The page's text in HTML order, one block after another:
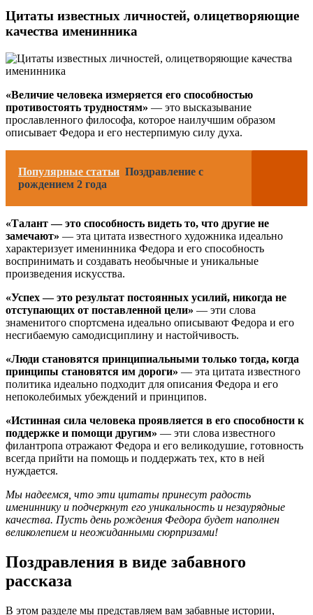
Цитаты известных личностей, олицетворяющие
качества именинника
«Величие человека измеряется его способностью
противостоять трудностям» — это высказывание
прославленного философа, которое наилучшим образом
описывает Федора и его нестерпимую силу духа.
Популярные статьи Поздравление с
рождением 2 года
«Талант — это способность видеть то, что другие не
замечают» — эта цитата известного художника идеально
характеризует именинника Федора и его способность
воспринимать и создавать необычные и уникальные
произведения искусства.
«Успех — это результат постоянных усилий, никогда не
отступающих от поставленной цели» — эти слова
знаменитого спортсмена идеально описывают Федора и его
несгибаемую самодисциплину и настойчивость.
«Люди становятся принципиальными только тогда, когда
принципы становятся им дороги» — эта цитата известного
политика идеально подходит для описания Федора и его
непоколебимых убеждений и принципов.
«Истинная сила человека проявляется в его способности к
поддержке и помощи другим» — эти слова известного
филантропа отражают Федора и его великодушие, готовность
всегда прийти на помощь и поддержать тех, кто в ней
нуждается.
Мы надеемся, что эти цитаты принесут радость
имениннику и подчеркнут его уникальность и незаурядные
качества. Пусть день рождения Федора будет наполнен
великолепием и неожиданными сюрпризами!
Поздравления в виде забавного
рассказа
В этом разделе мы представляем вам забавные истории,